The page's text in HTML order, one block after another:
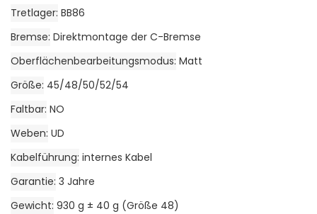
Tretlager BB86
Bremse Direktmontage der C-Bremse
Oberflächenbearbeitungsmodus Matt
Größe 45/48/50/52/54
Faltbar NO
Weben UD
Kabelführung internes Kabel
Garantie 3 Jahre
Gewicht 930 g ± 40 g (Größe 48)